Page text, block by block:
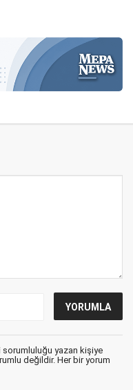
sorumluluğu yazan kişiye
değildir. Her bir yorum